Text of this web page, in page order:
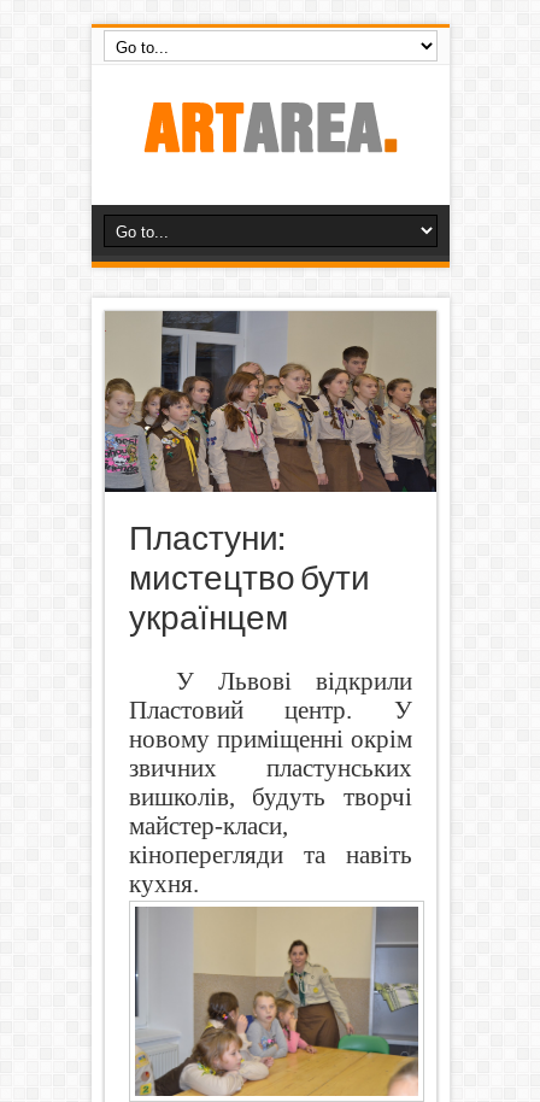
Пластуни:
мистецтво бути
українцем
У Львові відкрили
Пластовий центр. У
новому приміщенні окрім
звичних пластунських
вишколів, будуть творчі
майстер-класи,
кіноперегляди та навіть
кухня.